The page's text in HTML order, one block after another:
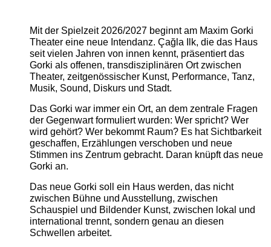
Mit der Spielzeit 2026/2027 beginnt am Maxim Gorki
Theater eine neue Intendanz. Çağla Ilk, die das Haus
seit vielen Jahren von innen kennt, präsentiert das
Gorki als offenen, transdisziplinären Ort zwischen
Theater, zeitgenössischer Kunst, Performance, Tanz,
Musik, Sound, Diskurs und Stadt.
Das Gorki war immer ein Ort, an dem zentrale Fragen
der Gegenwart formuliert wurden: Wer spricht? Wer
wird gehört? Wer bekommt Raum? Es hat Sichtbarkeit
geschaffen, Erzählungen verschoben und neue
Stimmen ins Zentrum gebracht. Daran knüpft das neue
Gorki an.
Das neue Gorki soll ein Haus werden, das nicht
zwischen Bühne und Ausstellung, zwischen
Schauspiel und Bildender Kunst, zwischen lokal und
international trennt, sondern genau an diesen
Schwellen arbeitet.